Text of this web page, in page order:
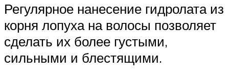
Регулярное нанесение гидролата из
корня лопуха на волосы позволяет
сделать их более густыми,
сильными и блестящими.